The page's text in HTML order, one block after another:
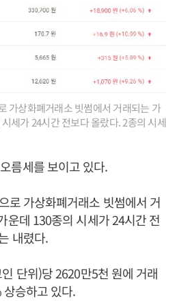
가상화폐거래소 빗썸에서 거래되는 가
세가 24시간 전보다 올랐다. 2종의 시세
름세를 보이고 있다.
로 가상화폐거래소 빗썸에서 거
운데 130종의 시세가 24시간 전
내렸다.
단위)당 2620만5천 원에 거래
승하고 있다.